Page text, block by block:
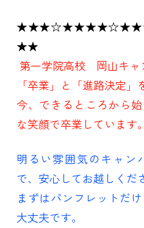
★★
第一学院高校 岡山キャ
「卒業」と「進路決定」
今、できるところから
な笑顔で卒業しています。
明るい雰囲気のキャン
で、安心してお越しくだ
まずはパンフレットだ
大丈夫です。